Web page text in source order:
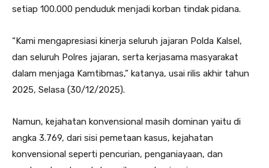
setiap 100.000 penduduk menjadi korban tindak pidana.
“Kami mengapresiasi kinerja seluruh jajaran Polda Kalsel,
dan seluruh Polres jajaran, serta kerjasama masyarakat
dalam menjaga Kamtibmas,” katanya, usai rilis akhir tahun
2025, Selasa (30/12/2025).
Namun, kejahatan konvensional masih dominan yaitu di
angka 3.769, dari sisi pemetaan kasus, kejahatan
konvensional seperti pencurian, penganiayaan, dan